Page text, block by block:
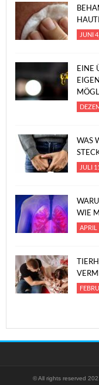
JUNI
EINE
WAS
JULI
WIE
APRIL
© All rights reserved